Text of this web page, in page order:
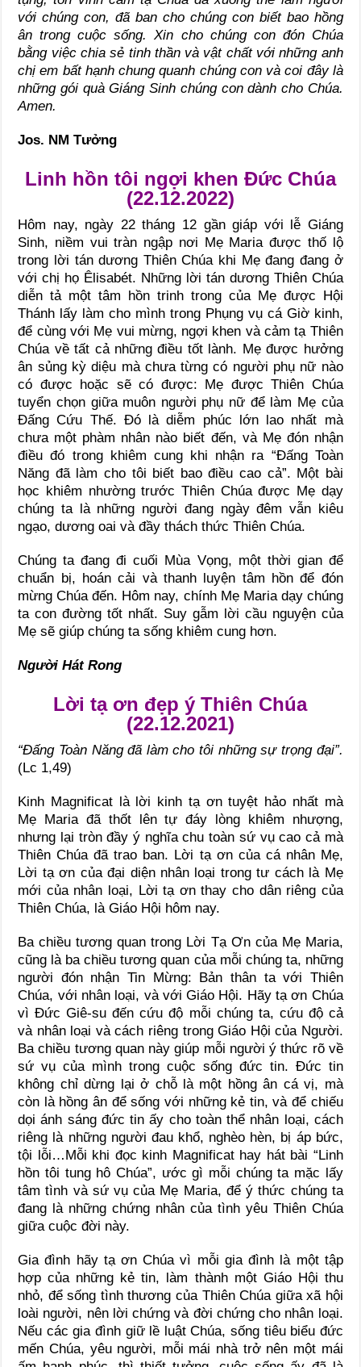
với chúng con, đã ban cho chúng con biết bao hồng
ân trong cuộc sống. Xin cho chúng con đón Chúa
bằng việc chia sẻ tinh thần và vật chất với những anh
chị em bất hạnh chung quanh chúng con và coi đây là
những gói quà Giáng Sinh chúng con dành cho Chúa.
Amen.
Jos. NM Tưởng
Linh hồn tôi ngợi khen Đức Chúa
(22.12.2022)
Hôm nay, ngày 22 tháng 12 gần giáp với lễ Giáng
Sinh, niềm vui tràn ngập nơi Mẹ Maria được thố lộ
trong lời tán dương Thiên Chúa khi Mẹ đang đang ở
với chị họ Êlisabét. Những lời tán dương Thiên Chúa
diễn tả một tâm hồn trinh trong của Mẹ được Hội
Thánh lấy làm cho mình trong Phụng vụ cá Giờ kinh,
để cùng với Mẹ vui mừng, ngợi khen và cảm tạ Thiên
Chúa về tất cả những điều tốt lành. Mẹ được hưởng
ân sủng kỳ diệu mà chưa từng có người phụ nữ nào
có được hoặc sẽ có được: Mẹ được Thiên Chúa
tuyển chọn giữa muôn người phụ nữ để làm Mẹ của
Đấng Cứu Thế. Đó là diễm phúc lớn lao nhất mà
chưa một phàm nhân nào biết đến, và Mẹ đón nhận
điều đó trong khiêm cung khi nhận ra “Đấng Toàn
Năng đã làm cho tôi biết bao điều cao cả”. Một bài
học khiêm nhường trước Thiên Chúa được Mẹ dạy
chúng ta là những người đang ngày đêm vẫn kiêu
ngạo, dương oai và đầy thách thức Thiên Chúa.
Chúng ta đang đi cuối Mùa Vọng, một thời gian để
chuẩn bị, hoán cải và thanh luyện tâm hồn để đón
mừng Chúa đến. Hôm nay, chính Mẹ Maria dạy chúng
ta con đường tốt nhất. Suy gẫm lời cầu nguyện của
Mẹ sẽ giúp chúng ta sống khiêm cung hơn.
Người Hát Rong
Lời tạ ơn đẹp ý Thiên Chúa
(22.12.2021)
“Ðấng Toàn Năng đã làm cho tôi những sự trọng đại”.
(Lc 1,49)
Kinh Magnificat là lời kinh tạ ơn tuyệt hảo nhất mà
Mẹ Maria đã thốt lên tự đáy lòng khiêm nhượng,
nhưng lại tròn đầy ý nghĩa chu toàn sứ vụ cao cả mà
Thiên Chúa đã trao ban. Lời tạ ơn của cá nhân Mẹ,
Lời tạ ơn của đại diện nhân loại trong tư cách là Mẹ
mới của nhân loại, Lời tạ ơn thay cho dân riêng của
Thiên Chúa, là Giáo Hội hôm nay.
Ba chiều tương quan trong Lời Tạ Ơn của Mẹ Maria,
cũng là ba chiều tương quan của mỗi chúng ta, những
người đón nhận Tin Mừng: Bản thân ta với Thiên
Chúa, với nhân loại, và với Giáo Hội. Hãy tạ ơn Chúa
vì Đức Giê-su đến cứu độ mỗi chúng ta, cứu độ cả
và nhân loại và cách riêng trong Giáo Hội của Người.
Ba chiều tương quan này giúp mỗi người ý thức rõ về
sứ vụ của mình trong cuộc sống đức tin. Đức tin
không chỉ dừng lại ở chỗ là một hồng ân cá vị, mà
còn là hồng ân để sống với những kẻ tin, và để chiếu
dọi ánh sáng đức tin ấy cho toàn thể nhân loại, cách
riêng là những người đau khổ, nghèo hèn, bị áp bức,
tội lỗi…Mỗi khi đọc kinh Magnificat hay hát bài “Linh
hồn tôi tung hô Chúa”, ước gì mỗi chúng ta mặc lấy
tâm tình và sứ vụ của Mẹ Maria, để ý thức chúng ta
đang là những chứng nhân của tình yêu Thiên Chúa
giữa cuộc đời này.
Gia đình hãy tạ ơn Chúa vì mỗi gia đình là một tập
hợp của những kẻ tin, làm thành một Giáo Hội thu
nhỏ, để sống tình thương của Thiên Chúa giữa xã hội
loài người, nên lời chứng và đời chứng cho nhân loại.
Nếu các gia đình giữ lề luật Chúa, sống tiêu biểu đức
mến Chúa, yêu người, mỗi mái nhà trở nên một mái